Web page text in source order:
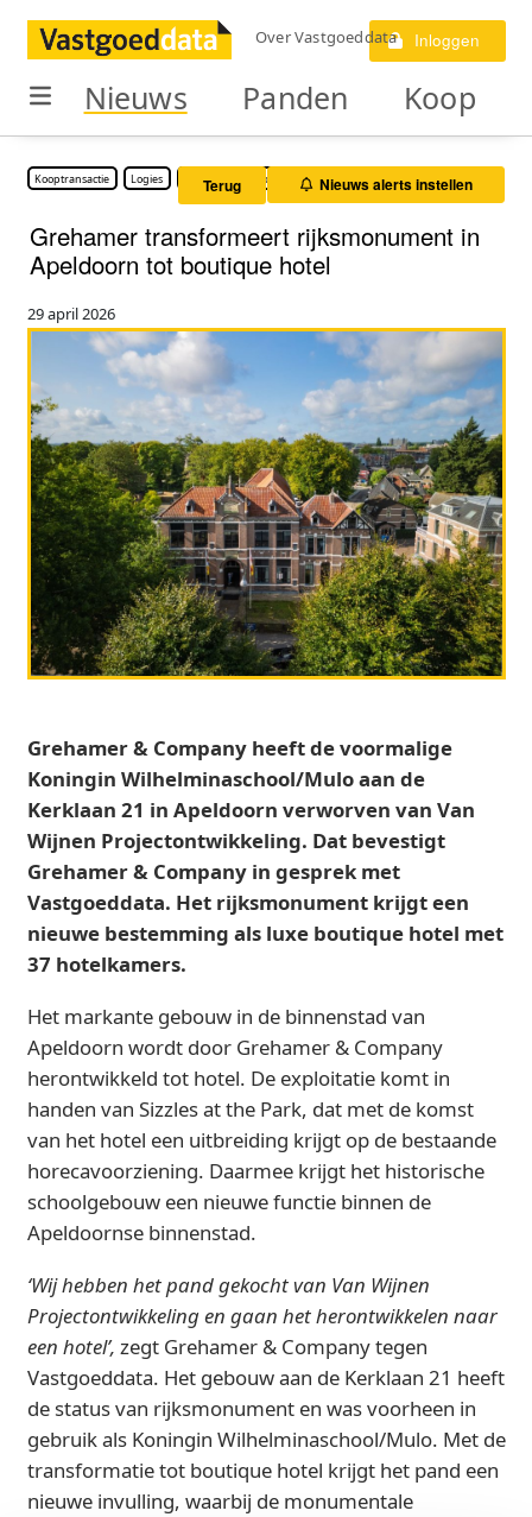
Over Vastgoeddata Inloggen
Nieuws Panden Koop
Kooptransactie Logies Onderwijs vastgoed
Terug Nieuws alerts instellen
Grehamer transformeert rijksmonument in
Apeldoorn tot boutique hotel
29 april 2026
Grehamer & Company heeft de voormalige
Koningin Wilhelminaschool/Mulo aan de
Kerklaan 21 in Apeldoorn verworven van Van
Wijnen Projectontwikkeling. Dat bevestigt
Grehamer & Company in gesprek met
Vastgoeddata. Het rijksmonument krijgt een
nieuwe bestemming als luxe boutique hotel met
37 hotelkamers.
Het markante gebouw in de binnenstad van
Apeldoorn wordt door Grehamer & Company
herontwikkeld tot hotel. De exploitatie komt in
handen van Sizzles at the Park, dat met de komst
van het hotel een uitbreiding krijgt op de bestaande
horecavoorziening. Daarmee krijgt het historische
schoolgebouw een nieuwe functie binnen de
Apeldoornse binnenstad.
‘Wij hebben het pand gekocht van Van Wijnen
Projectontwikkeling en gaan het herontwikkelen naar
een hotel’, zegt Grehamer & Company tegen
Vastgoeddata. Het gebouw aan de Kerklaan 21 heeft
de status van rijksmonument en was voorheen in
gebruik als Koningin Wilhelminaschool/Mulo. Met de
transformatie tot boutique hotel krijgt het pand een
nieuwe invulling, waarbij de monumentale